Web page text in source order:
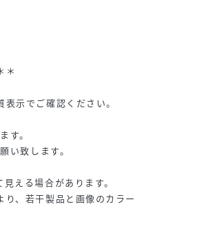
＊
示でご確認ください。
す。
い致します。
える場合があります。
、若干製品と画像のカラー